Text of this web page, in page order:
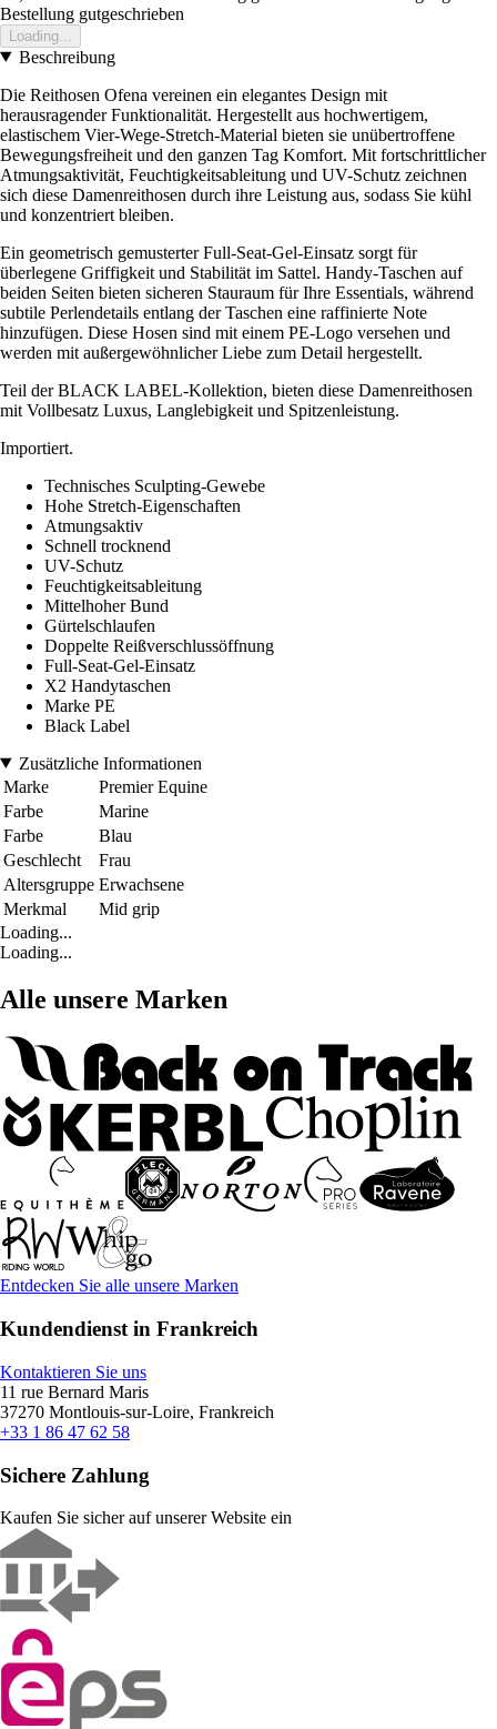
Bestellung gutgeschrieben
Loading...
Beschreibung
Die Reithosen Ofena vereinen ein elegantes Design mit
herausragender Funktionalität. Hergestellt aus hochwertigem,
elastischem Vier-Wege-Stretch-Material bieten sie unübertroffene
Bewegungsfreiheit und den ganzen Tag Komfort. Mit fortschrittlicher
Atmungsaktivität, Feuchtigkeitsableitung und UV-Schutz zeichnen
sich diese Damenreithosen durch ihre Leistung aus, sodass Sie kühl
und konzentriert bleiben.
Ein geometrisch gemusterter Full-Seat-Gel-Einsatz sorgt für
überlegene Griffigkeit und Stabilität im Sattel. Handy-Taschen auf
beiden Seiten bieten sicheren Stauraum für Ihre Essentials, während
subtile Perlendetails entlang der Taschen eine raffinierte Note
hinzufügen. Diese Hosen sind mit einem PE-Logo versehen und
werden mit außergewöhnlicher Liebe zum Detail hergestellt.
Teil der BLACK LABEL-Kollektion, bieten diese Damenreithosen
mit Vollbesatz Luxus, Langlebigkeit und Spitzenleistung.
Importiert.
Technisches Sculpting-Gewebe
Hohe Stretch-Eigenschaften
Atmungsaktiv
Schnell trocknend
UV-Schutz
Feuchtigkeitsableitung
Mittelhoher Bund
Gürtelschlaufen
Doppelte Reißverschlussöffnung
Full-Seat-Gel-Einsatz
X2 Handytaschen
Marke PE
Black Label
Zusätzliche Informationen
Marke
Premier Equine
Farbe
Marine
Farbe
Blau
Geschlecht
Frau
Altersgruppe Erwachsene
Merkmal
Mid grip
Loading...
Loading...
Alle unsere Marken
Entdecken Sie alle unsere Marken
Kundendienst in Frankreich
Kontaktieren Sie uns
11 rue Bernard Maris
37270 Montlouis-sur-Loire, Frankreich
+33 1 86 47 62 58
Sichere Zahlung
Kaufen Sie sicher auf unserer Website ein